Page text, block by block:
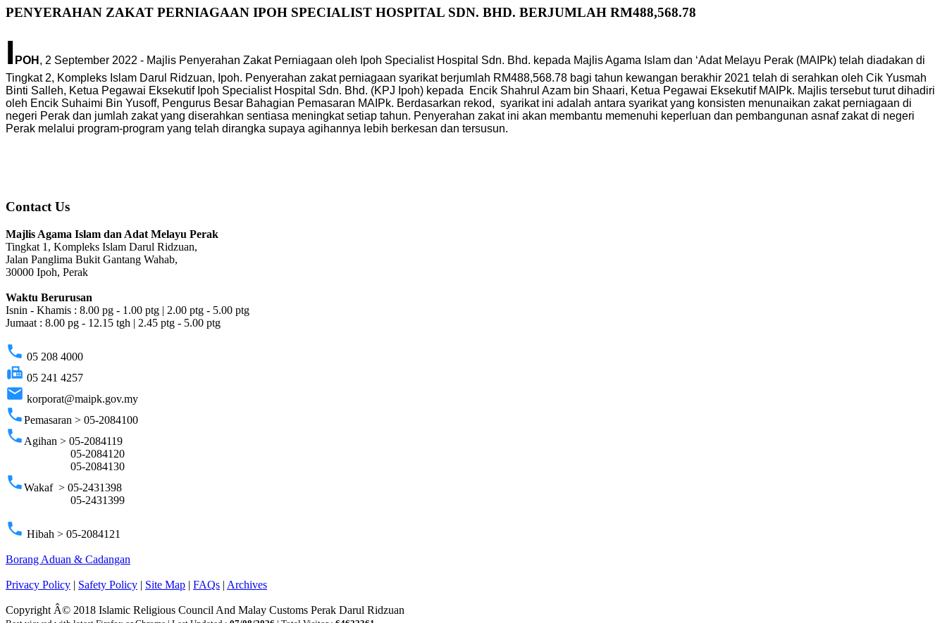
PENYERAHAN ZAKAT PERNIAGAAN IPOH SPECIALIST HOSPITAL SDN. BHD. BERJUMLAH RM488,568.78
I POH , 2 September 2022 - Majlis Penyerahan Zakat Perniagaan oleh Ipoh Specialist Hospital Sdn. Bhd. kepada Majlis Agama Islam dan ‘Adat Melayu Perak (MAIPk) telah diadakan di
Tingkat 2, Kompleks Islam Darul Ridzuan, Ipoh. Penyerahan zakat perniagaan syarikat berjumlah RM488,568.78 bagi tahun kewangan berakhir 2021 telah di serahkan oleh Cik Yusmah
Binti Salleh, Ketua Pegawai Eksekutif Ipoh Specialist Hospital Sdn. Bhd. (KPJ Ipoh) kepada Encik Shahrul Azam bin Shaari, Ketua Pegawai Eksekutif MAIPk. Majlis tersebut turut dihadiri
oleh Encik Suhaimi Bin Yusoff, Pengurus Besar Bahagian Pemasaran MAIPk. Berdasarkan rekod, syarikat ini adalah antara syarikat yang konsisten menunaikan zakat perniagaan di
negeri Perak dan jumlah zakat yang diserahkan sentiasa meningkat setiap tahun. Penyerahan zakat ini akan membantu memenuhi keperluan dan pembangunan asnaf zakat di negeri
Perak melalui program-program yang telah dirangka supaya agihannya lebih berkesan dan tersusun.
Contact Us
Majlis Agama Islam dan Adat Melayu Perak
Tingkat 1, Kompleks Islam Darul Ridzuan,
Jalan Panglima Bukit Gantang Wahab,
30000 Ipoh, Perak
Waktu Berurusan
Isnin - Khamis : 8.00 pg - 1.00 ptg | 2.00 ptg - 5.00 ptg
Jumaat : 8.00 pg - 12.15 tgh | 2.45 ptg - 5.00 ptg
phone 05 208 4000
fax 05 241 4257
email korporat@maipk.gov.my
phonePemasaran > 05-2084100
phone Agihan > 05-2084119
05-2084120
05-2084130
phoneWakaf > 05-2431398
05-2431399
phone Hibah > 05-2084121
Borang Aduan & Cadangan
Privacy Policy | Safety Policy | Site Map | FAQs | Archives
Copyright Â© 2018 Islamic Religious Council And Malay Customs Perak Darul Ridzuan